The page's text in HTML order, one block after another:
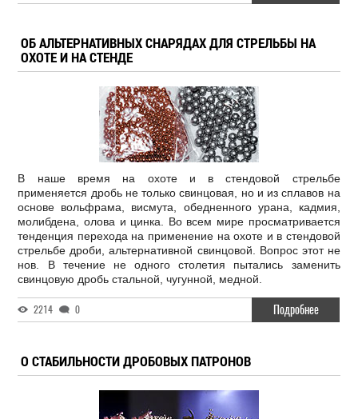
ОБ АЛЬТЕРНАТИВНЫХ СНАРЯДАХ ДЛЯ СТРЕЛЬБЫ НА
ОХОТЕ И НА СТЕНДЕ
В наше время на охоте и в стендовой стрельбе
применяется дробь не только свинцовая, но и из сплавов на
основе вольфрама, висмута, обедненного урана, кадмия,
молибдена, олова и цинка. Во всем мире просматривается
тенденция перехода на применение на охоте и в стендовой
стрельбе дроби, альтернативной свинцовой. Вопрос этот не
нов. В течение не одного столетия пытались заменить
свинцовую дробь стальной, чугунной, медной.
2214 0 Подробнее
О СТАБИЛЬНОСТИ ДРОБОВЫХ ПАТРОНОВ